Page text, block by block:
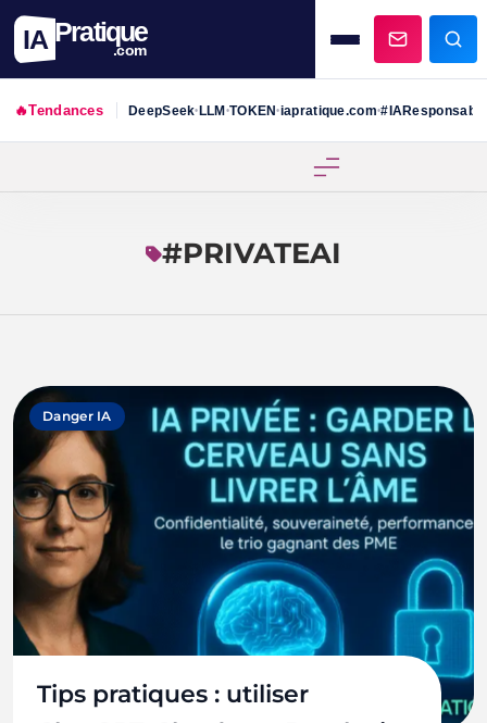
IA Pratique
.com
🔥Tendances DeepSeek•LLM•TOKEN•iapratique.com•#IAResponsable
#PRIVATEAI
Danger IA
Tips pratiques : utiliser